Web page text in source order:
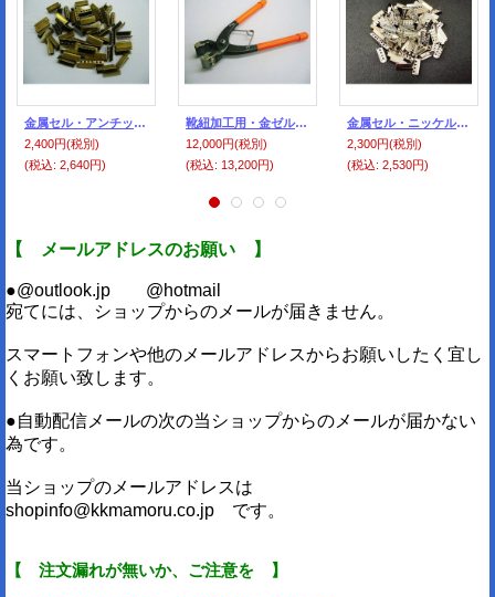
金属セル・アンチック色（100個入）
2,400円(税別)
(税込: 2,640円)
靴紐加工用・金ゼル・ペンチ
12,000円(税別)
(税込: 13,200円)
金属セル・ニッケル色=シルバー色（100個入）
2,300円(税別)
(税込: 2,530円)
【 メールアドレスのお願い 】
●@outlook.jp @hotmail
宛てには、ショップからのメールが届きません。
スマートフォンや他のメールアドレスからお願いしたく宜し
くお願い致します。
●自動配信メールの次の当ショップからのメールが届かない
為です。
当ショップのメールアドレスは
shopinfo@kkmamoru.co.jp です。
【 注文漏れが無いか、ご注意を 】